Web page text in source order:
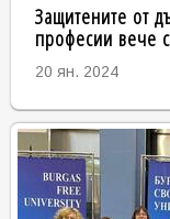
Защитените от
професии вече
20 ян. 2024